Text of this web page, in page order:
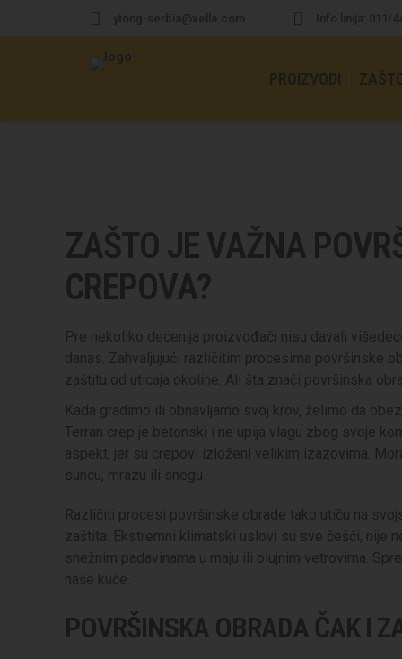
PROIZVODI
ZAŠTO JE VAŽNA
CREPOVA?
Pre nekoliko decenija proizvođači nisu davali
danas. Zahvaljujući različitim procesima površinske
zaštitu od uticaja okoline. Ali šta znači površinska
Kada gradimo ili obnavljamo svoj krov, želimo da
Terran crep je betonski i ne upija vlagu zbog svoje
aspekt, jer su crepovi izloženi velikim izazovima.
suncu, mrazu ili snegu.
Različiti procesi površinske obrade tako utiču na
zaštita. Ekstremni klimatski uslovi su sve češći, nije
snežnim padavinama u maju ili olujnim vetrovima.
naše kuće.
POVRŠINSKA OBRADA ČAK I